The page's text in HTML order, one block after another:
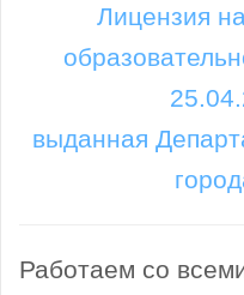
Лицензия
выданная
Работаем со